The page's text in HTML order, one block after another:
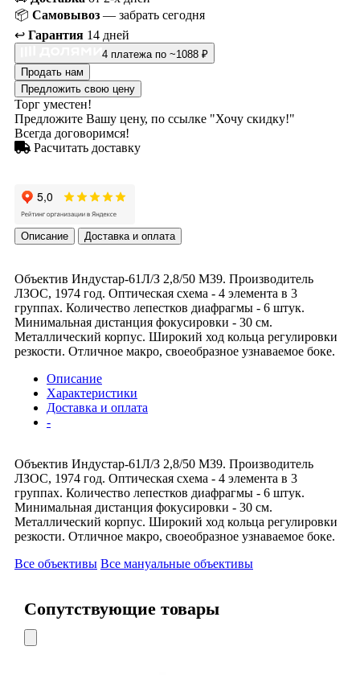
📦 Самовывоз — забрать сегодня
↩️ Гарантия 14 дней
4 платежа по ~1088 ₽
Продать нам
Предложить свою цену
Торг уместен!
Предложите Вашу цену, по ссылке "Хочу скидку!"
Всегда договоримся!
Расчитать доставку
Описание Доставка и оплата
Объектив Индустар-61Л/З 2,8/50 М39. Производитель
ЛЗОС, 1974 год. Оптическая схема - 4 элемента в 3
группах. Количество лепестков диафрагмы - 6 штук.
Минимальная дистанция фокусировки - 30 см.
Металлический корпус. Широкий ход кольца регулировки
резкости. Отличное макро, своеобразное узнаваемое боке.
Описание
Характеристики
Доставка и оплата
-
Объектив Индустар-61Л/З 2,8/50 М39. Производитель
ЛЗОС, 1974 год. Оптическая схема - 4 элемента в 3
группах. Количество лепестков диафрагмы - 6 штук.
Минимальная дистанция фокусировки - 30 см.
Металлический корпус. Широкий ход кольца регулировки
резкости. Отличное макро, своеобразное узнаваемое боке.
Все объективы Все мануальные объективы
Сопутствующие товары